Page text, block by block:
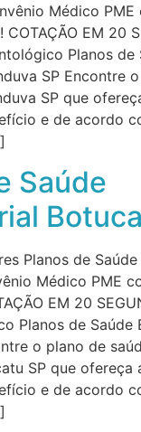
Médico PME
EM 20
Planos de
SP Encontre
SP que
e de acordo
Saúde
Planos de
Médico PME
EM 20
Planos de Saúde
o plano de
SP que ofereça
e de acordo